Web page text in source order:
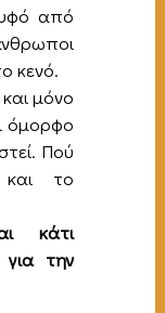
από
κενό.
μόνο
όμορφο
Πού
το
κάτι
την